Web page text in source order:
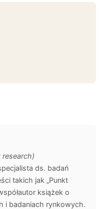
ds. badań
takich jak „Punkt
książek o
i badaniach rynkowych.